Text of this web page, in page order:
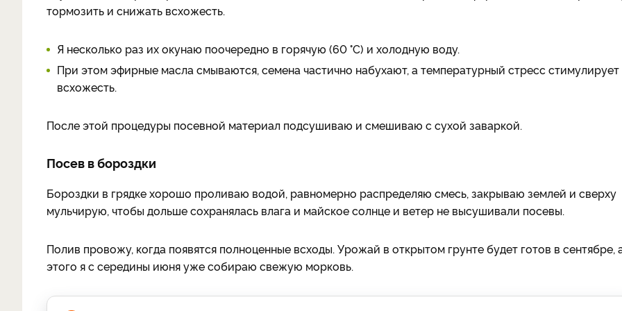
тормозить и снижать всхожесть.
Я несколько раз их окунаю поочередно в горячую (60 °С) и холодную воду.
При этом эфирные масла смываются, семена частично набухают, а температурный стресс стимулирует
всхожесть.
После этой процедуры посевной материал подсушиваю и смешиваю с сухой заваркой.
Посев в бороздки
Бороздки в грядке хорошо проливаю водой, равномерно распределяю смесь, закрываю землей и сверху
мульчирую, чтобы дольше сохранялась влага и майское солнце и ветер не высушивали посевы.
Полив провожу, когда появятся полноценные всходы. Урожай в открытом грунте будет готов в сентябре,
этого я с середины июня уже собираю свежую морковь.